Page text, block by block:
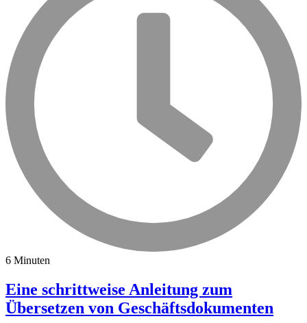
6 Minuten
Eine schrittweise Anleitung zum
Übersetzen von Geschäftsdokumenten